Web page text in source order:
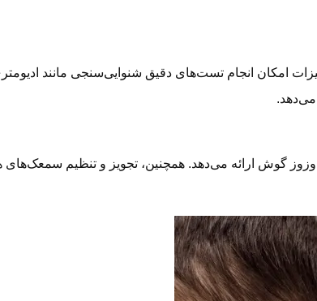
امکان انجام تست‌های دقیق شنوایی‌سنجی مانند
می‌دهد.
گوش ارائه می‌دهد. همچنین، تجویز و تنظیم سمعک‌های